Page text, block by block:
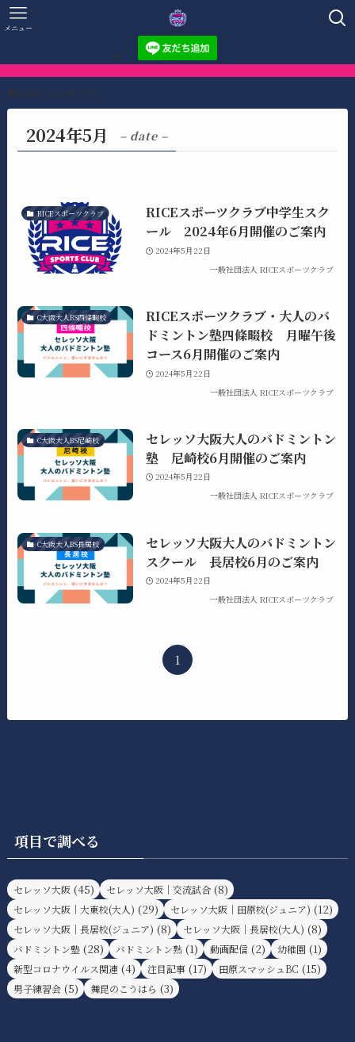
メニュー
HOME 2024年 5月
2024年5月 – date –
RICEスポーツクラブ
RICEスポーツクラブ中学生スク
ール 2024年6月開催のご案内
2024年5月22日
一般社団法人 RICEスポーツクラブ
C大阪大人BS四條畷校
RICEスポーツクラブ・大人のバ
ドミントン塾四條畷校 月曜午後
コース6月開催のご案内
2024年5月22日
一般社団法人 RICEスポーツクラブ
C大阪大人BS尼崎校
セレッソ大阪大人のバドミントン
塾 尼崎校6月開催のご案内
2024年5月22日
一般社団法人 RICEスポーツクラブ
C大阪大人BS長居校
セレッソ大阪大人のバドミントン
スクール 長居校6月のご案内
2024年5月22日
一般社団法人 RICEスポーツクラブ
1
項目で調べる
セレッソ大阪 (45) セレッソ大阪｜交流試合 (8)
セレッソ大阪｜大東校(大人) (29) セレッソ大阪｜田原校(ジュニア) (12)
セレッソ大阪｜長居校(ジュニア) (8) セレッソ大阪｜長居校(大人) (8)
バドミントン塾 (28) バドミントン熟 (1) 動画配信 (2) 幼稚園 (1)
新型コロナウイルス関連 (4) 注目記事 (17) 田原スマッシュBC (15)
男子練習会 (5) 舞昆のこうはら (3)